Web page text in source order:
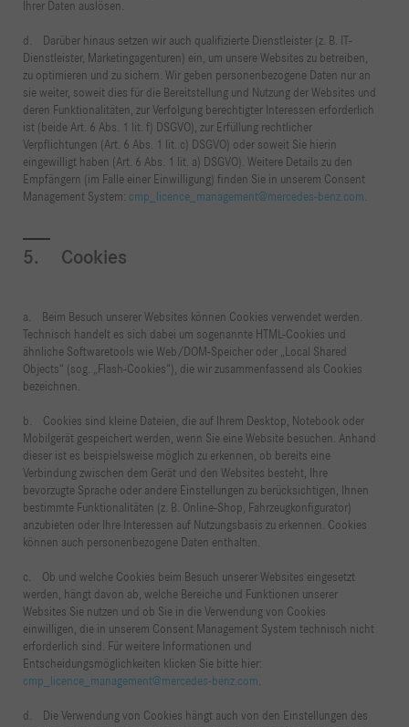
Ihrer Daten auslösen.
d. Darüber hinaus setzen wir auch qualifizierte Dienstleister (z. B. IT-
Dienstleister, Marketingagenturen) ein, um unsere Websites zu betreiben,
zu optimieren und zu sichern. Wir geben personenbezogene Daten nur an
sie weiter, soweit dies für die Bereitstellung und Nutzung der Websites und
deren Funktionalitäten, zur Verfolgung berechtigter Interessen erforderlich
ist (beide Art. 6 Abs. 1 lit. f) DSGVO), zur Erfüllung rechtlicher
Verpflichtungen (Art. 6 Abs. 1 lit. c) DSGVO) oder soweit Sie hierin
eingewilligt haben (Art. 6 Abs. 1 lit. a) DSGVO). Weitere Details zu den
Empfängern (im Falle einer Einwilligung) finden Sie in unserem Consent
Management System: cmp_licence_management@mercedes-benz.com.
5. Cookies
a. Beim Besuch unserer Websites können Cookies verwendet werden.
Technisch handelt es sich dabei um sogenannte HTML-Cookies und
ähnliche Softwaretools wie Web/DOM-Speicher oder „Local Shared
Objects“ (sog. „Flash-Cookies“), die wir zusammenfassend als Cookies
bezeichnen.
b. Cookies sind kleine Dateien, die auf Ihrem Desktop, Notebook oder
Mobilgerät gespeichert werden, wenn Sie eine Website besuchen. Anhand
dieser ist es beispielsweise möglich zu erkennen, ob bereits eine
Verbindung zwischen dem Gerät und den Websites besteht, Ihre
bevorzugte Sprache oder andere Einstellungen zu berücksichtigen, Ihnen
bestimmte Funktionalitäten (z. B. Online-Shop, Fahrzeugkonfigurator)
anzubieten oder Ihre Interessen auf Nutzungsbasis zu erkennen. Cookies
können auch personenbezogene Daten enthalten.
c. Ob und welche Cookies beim Besuch unserer Websites eingesetzt
werden, hängt davon ab, welche Bereiche und Funktionen unserer
Websites Sie nutzen und ob Sie in die Verwendung von Cookies
einwilligen, die in unserem Consent Management System technisch nicht
erforderlich sind. Für weitere Informationen und
Entscheidungsmöglichkeiten klicken Sie bitte hier:
cmp_licence_management@mercedes-benz.com.
d. Die Verwendung von Cookies hängt auch von den Einstellungen des